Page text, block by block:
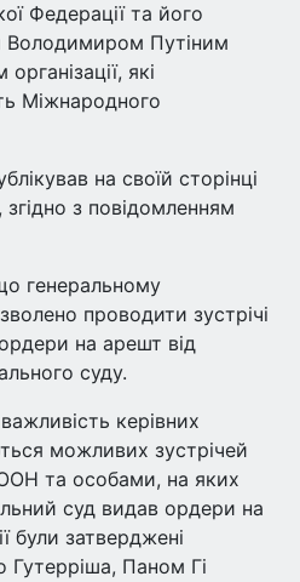
Федерації та його
Володимиром Путіним
які
Міжнародного
на своїй сторінці
з повідомленням
генеральному
проводити зустрічі
на арешт від
суду.
керівних
можливих зустрічей
та особами, на яких
суд видав ордери на
були затверджені
Гутерріша, Паном Гі